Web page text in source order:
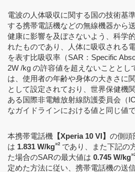
電波の人体吸収に関する国の技術基
する携帯電話機などの無線機器から
健康に影響を及ぼさないよう、科学
れたものであり、人体に吸収される
を表す比吸収率（SAR：Specific
2W /kg の許容値を超えないこととし
は、使用者の年齢や身体の大きさに
として設定されており、世界保健機
ある国際非電離放射線防護委員会（
なガイドラインにおける値と同じ値で
本携帯電話機 【Xperia 10 VI】 の側頭
は 1.831 W/kg※2であり、また下記の
た場合のSARの最大値は 0.745 W/kg
定めた方法に従い、携帯電話機の送